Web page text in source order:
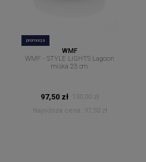
promocja
WMF
WMF - STYLE LIGHTS Lagoon
miska 23 cm.
97,50 zł
130,00 zł
Najniższa cena:
97,50 zł